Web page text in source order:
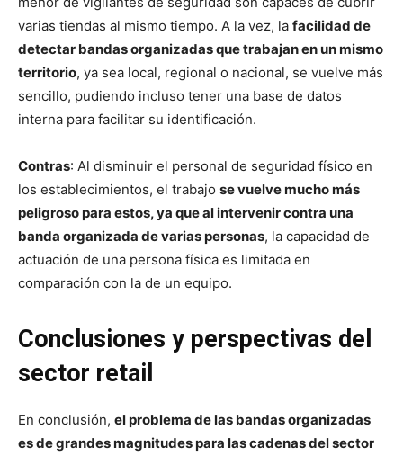
varias tiendas al mismo tiempo. A la vez, la facilidad de
detectar bandas organizadas que trabajan en un mismo
territorio, ya sea local, regional o nacional, se vuelve más
sencillo, pudiendo incluso tener una base de datos
interna para facilitar su identificación.
Contras: Al disminuir el personal de seguridad físico en
los establecimientos, el trabajo se vuelve mucho más
peligroso para estos, ya que al intervenir contra una
banda organizada de varias personas, la capacidad de
actuación de una persona física es limitada en
comparación con la de un equipo.
Conclusiones y perspectivas del
sector retail
En conclusión, el problema de las bandas organizadas
es de grandes magnitudes para las cadenas del sector